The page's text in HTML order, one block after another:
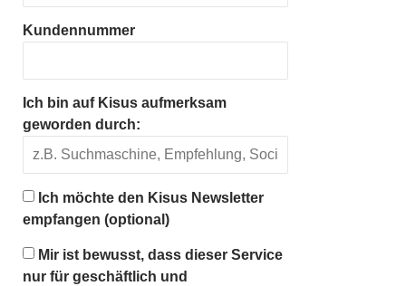
Kundennummer
Ich bin auf Kisus aufmerksam
geworden durch:
Ich möchte den Kisus Newsletter
empfangen (optional)
Mir ist bewusst, dass dieser Service
nur für geschäftlich und